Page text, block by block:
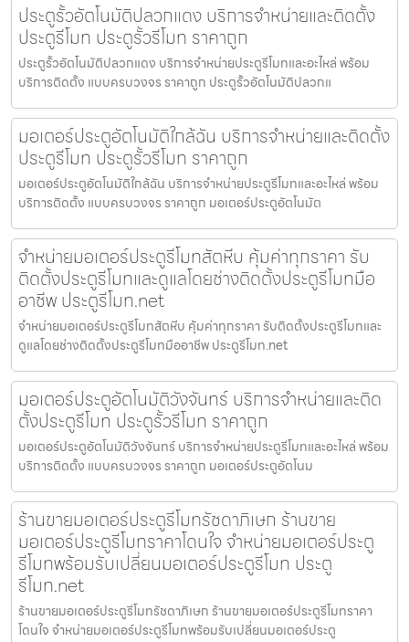
ประตูรั้วอัตโนมัติปลวกแดง บริการจำหน่ายและติดตั้ง
ประตูรีโมท ประตูรั้วรีโมท ราคาถูก
ประตูรั้วอัตโนมัติปลวกแดง บริการจำหน่ายประตูรีโมทและอะไหล่ พร้อม
บริการติดตั้ง แบบครบวงจร ราคาถูก ประตูรั้วอัตโนมัติปลวกแ
มอเตอร์ประตูอัตโนมัติใกล้ฉัน บริการจำหน่ายและติดตั้ง
ประตูรีโมท ประตูรั้วรีโมท ราคาถูก
มอเตอร์ประตูอัตโนมัติใกล้ฉัน บริการจำหน่ายประตูรีโมทและอะไหล่ พร้อม
บริการติดตั้ง แบบครบวงจร ราคาถูก มอเตอร์ประตูอัตโนมัต
จำหน่ายมอเตอร์ประตูรีโมทสัตหีบ คุ้มค่าทุกราคา รับ
ติดตั้งประตูรีโมทและดูแลโดยช่างติดตั้งประตูรีโมทมือ
อาชีพ ประตูรีโมท.net
จำหน่ายมอเตอร์ประตูรีโมทสัตหีบ คุ้มค่าทุกราคา รับติดตั้งประตูรีโมทและ
ดูแลโดยช่างติดตั้งประตูรีโมทมืออาชีพ ประตูรีโมท.net
มอเตอร์ประตูอัตโนมัติวังจันทร์ บริการจำหน่ายและติด
ตั้งประตูรีโมท ประตูรั้วรีโมท ราคาถูก
มอเตอร์ประตูอัตโนมัติวังจันทร์ บริการจำหน่ายประตูรีโมทและอะไหล่ พร้อม
บริการติดตั้ง แบบครบวงจร ราคาถูก มอเตอร์ประตูอัตโนม
ร้านขายมอเตอร์ประตูรีโมทรัชดาภิเษก ร้านขาย
มอเตอร์ประตูรีโมทราคาโดนใจ จำหน่ายมอเตอร์ประตู
รีโมทพร้อมรับเปลี่ยนมอเตอร์ประตูรีโมท ประตู
รีโมท.net
ร้านขายมอเตอร์ประตูรีโมทรัชดาภิเษก ร้านขายมอเตอร์ประตูรีโมทราคา
โดนใจ จำหน่ายมอเตอร์ประตูรีโมทพร้อมรับเปลี่ยนมอเตอร์ประตู